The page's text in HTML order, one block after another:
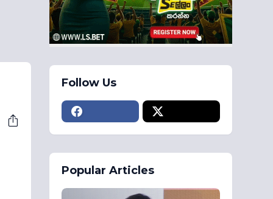
Follow Us
Popular Articles